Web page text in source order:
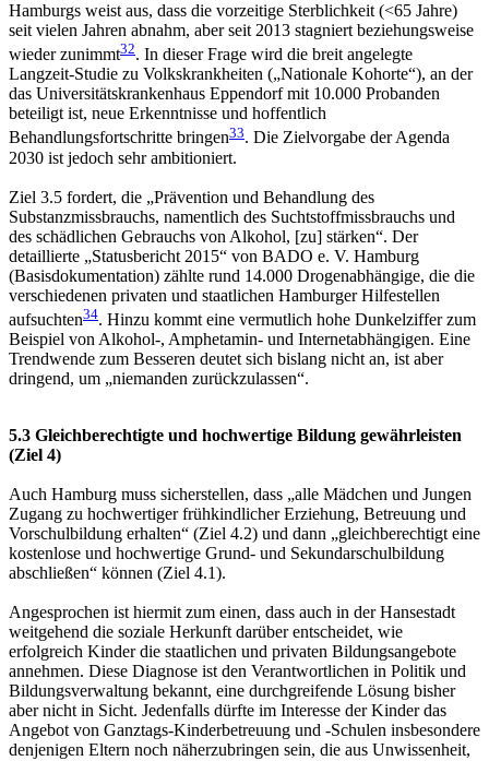
Hamburgs weist aus, dass die vorzeitige Sterblichkeit (<65 Jahre)
seit vielen Jahren abnahm, aber seit 2013 stagniert beziehungsweise
wieder zunimmt32. In dieser Frage wird die breit angelegte
Langzeit-Studie zu Volkskrankheiten („Nationale Kohorte“), an der
das Universitätskrankenhaus Eppendorf mit 10.000 Probanden
beteiligt ist, neue Erkenntnisse und hoffentlich
Behandlungsfortschritte bringen33. Die Zielvorgabe der Agenda
2030 ist jedoch sehr ambitioniert.
Ziel 3.5 fordert, die „Prävention und Behandlung des
Substanzmissbrauchs, namentlich des Suchtstoffmissbrauchs und
des schädlichen Gebrauchs von Alkohol, [zu] stärken“. Der
detaillierte „Statusbericht 2015“ von BADO e. V. Hamburg
(Basisdokumentation) zählte rund 14.000 Drogenabhängige, die die
verschiedenen privaten und staatlichen Hamburger Hilfestellen
aufsuchten34. Hinzu kommt eine vermutlich hohe Dunkelziffer zum
Beispiel von Alkohol-, Amphetamin- und Internetabhängigen. Eine
Trendwende zum Besseren deutet sich bislang nicht an, ist aber
dringend, um „niemanden zurückzulassen“.
5.3 Gleichberechtigte und hochwertige Bildung gewährleisten
(Ziel 4)
Auch Hamburg muss sicherstellen, dass „alle Mädchen und Jungen
Zugang zu hochwertiger frühkindlicher Erziehung, Betreuung und
Vorschulbildung erhalten“ (Ziel 4.2) und dann „gleichberechtigt eine
kostenlose und hochwertige Grund- und Sekundarschulbildung
abschließen“ können (Ziel 4.1).
Angesprochen ist hiermit zum einen, dass auch in der Hansestadt
weitgehend die soziale Herkunft darüber entscheidet, wie
erfolgreich Kinder die staatlichen und privaten Bildungsangebote
annehmen. Diese Diagnose ist den Verantwortlichen in Politik und
Bildungsverwaltung bekannt, eine durchgreifende Lösung bisher
aber nicht in Sicht. Jedenfalls dürfte im Interesse der Kinder das
Angebot von Ganztags-Kinderbetreuung und -Schulen insbesondere
denjenigen Eltern noch näherzubringen sein, die aus Unwissenheit,